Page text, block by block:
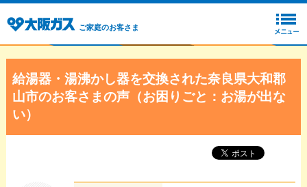
ご家庭のお客さま
給湯器・湯沸かし器を交換された奈良県大和郡
山市のお客さまの声（お困りごと：お湯が出な
い）